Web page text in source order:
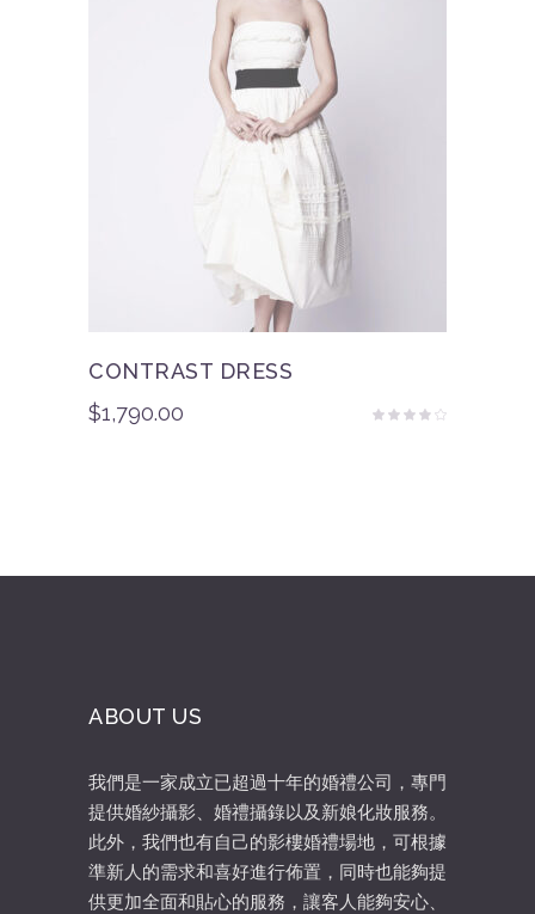
CONTRAST DRESS
$1,790.00
ABOUT US
我們是一家成立已超過十年的婚禮公司，專門
提供婚紗攝影、婚禮攝錄以及新娘化妝服務。
此外，我們也有自己的影樓婚禮場地，可根據
準新人的需求和喜好進行佈置，同時也能夠提
供更加全面和貼心的服務，讓客人能夠安心、